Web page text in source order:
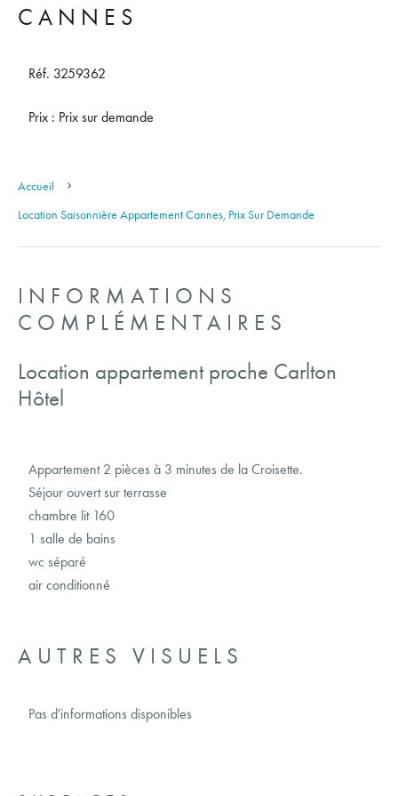
CANNES
Réf. 3259362
Prix : Prix sur demande
Accueil
Location Saisonnière Appartement Cannes, Prix Sur Demande
INFORMATIONS
COMPLÉMENTAIRES
Location appartement proche Carlton
Hôtel
Appartement 2 pièces à 3 minutes de la Croisette.
Séjour ouvert sur terrasse
chambre lit 160
1 salle de bains
wc séparé
air conditionné
AUTRES VISUELS
Pas d'informations disponibles